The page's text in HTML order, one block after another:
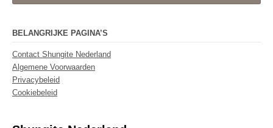
BELANGRIJKE PAGINA’S
Contact Shungite Nederland
Algemene Voorwaarden
Privacybeleid
Cookiebeleid